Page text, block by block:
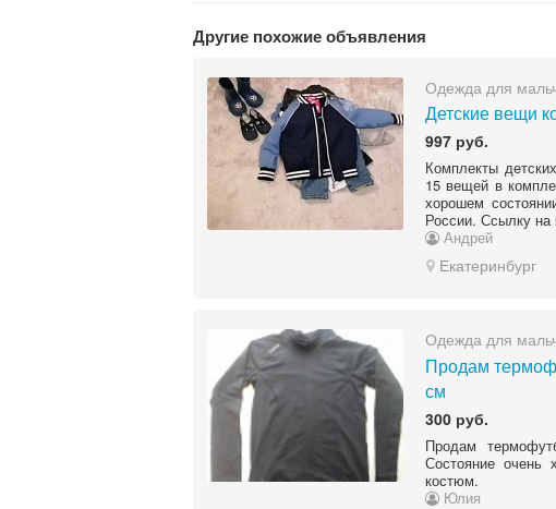
Другие похожие объявления
Одежда для
Детские вещи
997 руб.
Комплекты
15 вещей в
хорошем
России. Ссылку на
Андрей
Екатеринбург
Одежда для
Продам
см
300 руб.
Продам
Состояние
костюм.
Юлия